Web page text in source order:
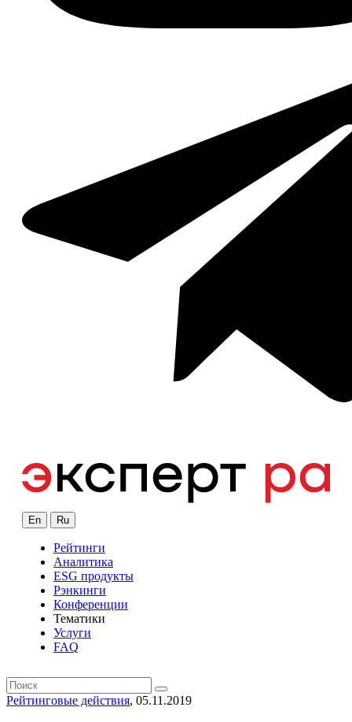
En Ru
Рейтинги
Аналитика
ESG продукты
Рэнкинги
Конференции
Тематики
Услуги
FAQ
Рейтинговые действия, 05.11.2019